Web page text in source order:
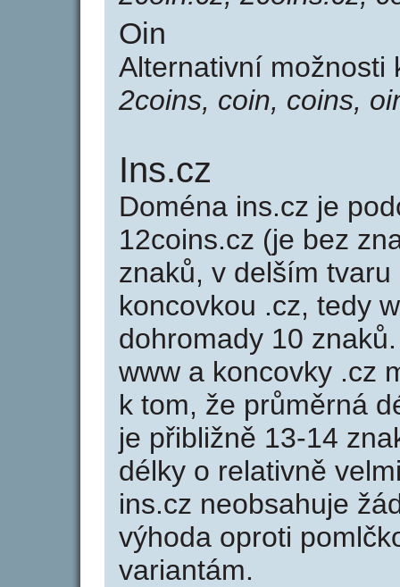
Oin
Alternativní možnosti
2coins, coin, coins,
Ins.cz
Doména ins.cz je
12coins.cz (je bez
znaků, v delším
koncovkou .cz, tedy
dohromady 10
www a koncovky .cz
k tom, že průměrná
je přibližně 13-14
délky o relativně
ins.cz neobsahuje
výhoda oproti
variantám.